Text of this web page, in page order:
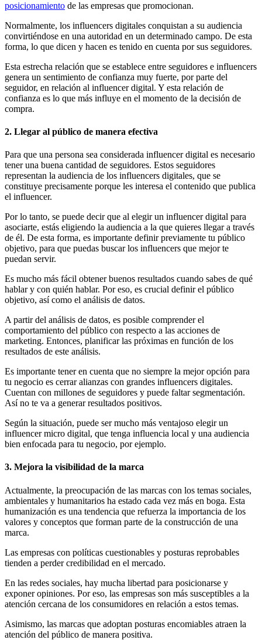
posicionamiento de las empresas que promocionan.
Normalmente, los influencers digitales conquistan a su audiencia
convirtiéndose en una autoridad en un determinado campo. De esta
forma, lo que dicen y hacen es tenido en cuenta por sus seguidores.
Esta estrecha relación que se establece entre seguidores e influencers
genera un sentimiento de confianza muy fuerte, por parte del
seguidor, en relación al influencer digital. Y esta relación de
confianza es lo que más influye en el momento de la decisión de
compra.
2. Llegar al público de manera efectiva
Para que una persona sea considerada influencer digital es necesario
tener una buena cantidad de seguidores. Estos seguidores
representan la audiencia de los influencers digitales, que se
constituye precisamente porque les interesa el contenido que publica
el influencer.
Por lo tanto, se puede decir que al elegir un influencer digital para
asociarte, estás eligiendo la audiencia a la que quieres llegar a través
de él. De esta forma, es importante definir previamente tu público
objetivo, para que puedas buscar los influencers que mejor te
puedan servir.
Es mucho más fácil obtener buenos resultados cuando sabes de qué
hablar y con quién hablar. Por eso, es crucial definir el público
objetivo, así como el análisis de datos.
A partir del análisis de datos, es posible comprender el
comportamiento del público con respecto a las acciones de
marketing. Entonces, planificar las próximas en función de los
resultados de este análisis.
Es importante tener en cuenta que no siempre la mejor opción para
tu negocio es cerrar alianzas con grandes influencers digitales.
Cuentan con millones de seguidores y puede faltar segmentación.
Así no te va a generar resultados positivos.
Según la situación, puede ser mucho más ventajoso elegir un
influencer micro digital, que tenga influencia local y una audiencia
bien enfocada para tu negocio, por ejemplo.
3. Mejora la visibilidad de la marca
Actualmente, la preocupación de las marcas con los temas sociales,
ambientales y humanitarios ha estado cada vez más en boga. Esta
humanización es una tendencia que refuerza la importancia de los
valores y conceptos que forman parte de la construcción de una
marca.
Las empresas con políticas cuestionables y posturas reprobables
tienden a perder credibilidad en el mercado.
En las redes sociales, hay mucha libertad para posicionarse y
exponer opiniones. Por eso, las empresas son más susceptibles a la
atención cercana de los consumidores en relación a estos temas.
Asimismo, las marcas que adoptan posturas encomiables atraen la
atención del público de manera positiva.